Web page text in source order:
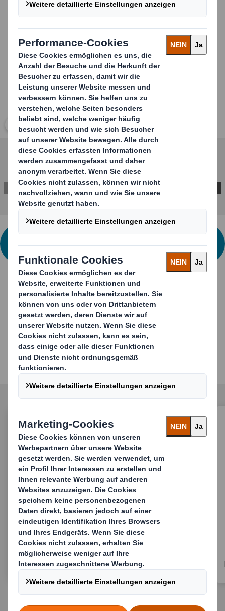
und gleichzeitige Reduzierung von Transportschäden,
Umweltbelastungen und Kosten. Gerne beraten wir Sie.
Carousel. Use previous and next buttons to move
Klicken Sie zum Vergrößern des Bildes
KONTAKTIEREN SIE UNS FÜR WEITERE
Lernen Sie weiteren
Transportverpackungen
kennen
Zentrierungshilfen „Centering Devices"